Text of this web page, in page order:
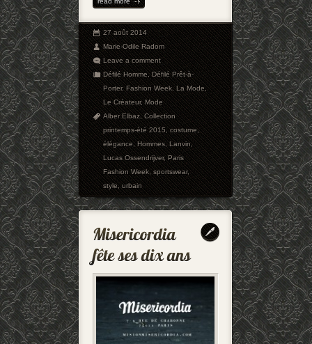
27 août 2014
Marie-Odile Radom
Leave a comment
Défilé Homme,Défilé Prêt-à-
Porter,Fashion Week,La Mode,
Le Créateur,Mode
Alber Elbaz,Collection
printemps-été 2015,costume,
élégance,Hommes,Lanvin,
Lucas Ossendrijver,Paris
Fashion Week,sportswear,
style,urbain